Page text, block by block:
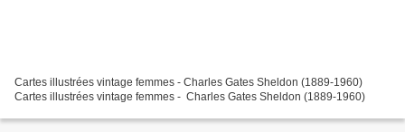
Cartes illustrées vintage femmes - Charles Gates Sheldon (1889-1960)
Cartes illustrées vintage femmes - Charles Gates Sheldon (1889-1960)